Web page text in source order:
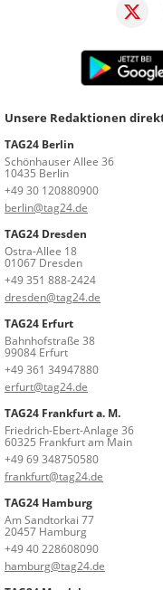
Unsere Redaktionen
TAG24 Berlin
Schönhauser Allee 36
10435 Berlin
+49 30 120880900
berlin@tag24.de
TAG24 Dresden
Ostra-Allee 18
01067 Dresden
+49 351 888-2424
dresden@tag24.de
TAG24 Erfurt
Bahnhofstraße 38
99084 Erfurt
+49 361 34947880
erfurt@tag24.de
TAG24 Frankfurt a. M.
Friedrich-Ebert-Anlage 36
60325 Frankfurt am Main
+49 69 348750580
frankfurt@tag24.de
TAG24 Hamburg
Am Sandtorkai 77
20457 Hamburg
+49 40 228608090
hamburg@tag24.de